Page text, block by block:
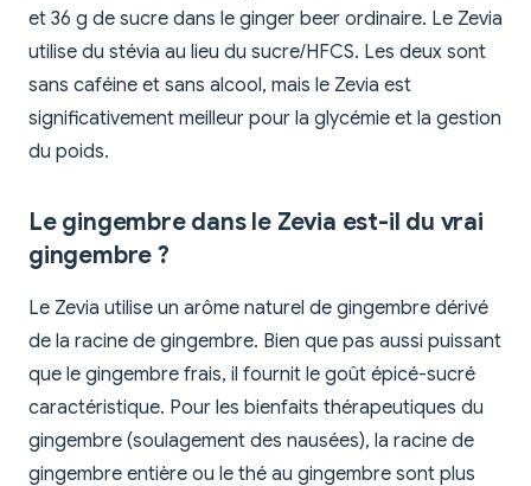
et 36 g de sucre dans le ginger beer ordinaire. Le Zevia
utilise du stévia au lieu du sucre/HFCS. Les deux sont
sans caféine et sans alcool, mais le Zevia est
significativement meilleur pour la glycémie et la gestion
du poids.
Le gingembre dans le Zevia est-il du vrai
gingembre ?
Le Zevia utilise un arôme naturel de gingembre dérivé
de la racine de gingembre. Bien que pas aussi puissant
que le gingembre frais, il fournit le goût épicé-sucré
caractéristique. Pour les bienfaits thérapeutiques du
gingembre (soulagement des nausées), la racine de
gingembre entière ou le thé au gingembre sont plus